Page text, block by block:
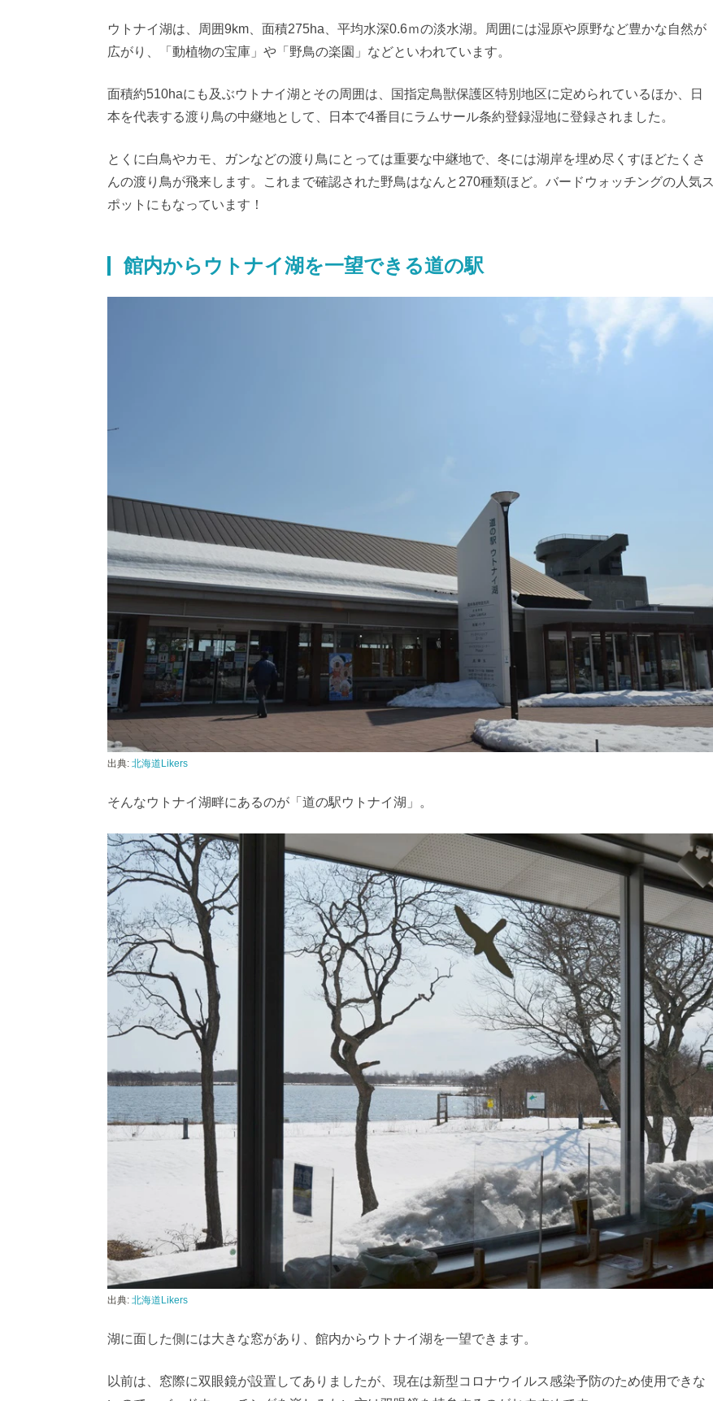
ウトナイ湖は、周囲9km、面積275ha、平均水深0.6ｍの淡水湖。周囲には湿原や原野など豊かな自然が
広がり、「動植物の宝庫」や「野鳥の楽園」などといわれています。
面積約510haにも及ぶウトナイ湖とその周囲は、国指定鳥獣保護区特別地区に定められているほか、日
本を代表する渡り鳥の中継地として、日本で4番目にラムサール条約登録湿地に登録されました。
とくに白鳥やカモ、ガンなどの渡り鳥にとっては重要な中継地で、冬には湖岸を埋め尽くすほどたくさ
んの渡り鳥が飛来します。これまで確認された野鳥はなんと270種類ほど。バードウォッチングの人気ス
ポットにもなっています！
館内からウトナイ湖を一望できる道の駅
出典: 北海道Likers
そんなウトナイ湖畔にあるのが「道の駅ウトナイ湖」。
出典: 北海道Likers
湖に面した側には大きな窓があり、館内からウトナイ湖を一望できます。
以前は、窓際に双眼鏡が設置してありましたが、現在は新型コロナウイルス感染予防のため使用できな